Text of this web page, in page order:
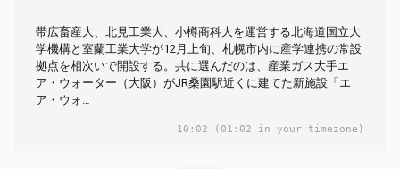
帯広畜産大、北見工業大、小樽商科大を運営する北海道国立大
学機構と室蘭工業大学が12月上旬、札幌市内に産学連携の常設
拠点を相次いで開設する。共に選んだのは、産業ガス大手エ
ア・ウォーター（大阪）がJR桑園駅近くに建てた新施設「エ
ア・ウォ…
10:02 (01:02 in your timezone)